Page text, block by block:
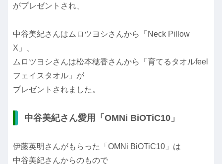
がプレゼントされ、
中谷美紀さんはムロツヨシさんから「Neck Pillow
X」、
ムロツヨシさんは松本穂香さんから「育てるタオルfeel
フェイスタオル」が
プレゼントされました。
中谷美紀さん愛用「OMNi BiOTiC10」
伊藤英明さんがもらった「OMNi BiOTiC10」は
中谷美紀さんからのもので